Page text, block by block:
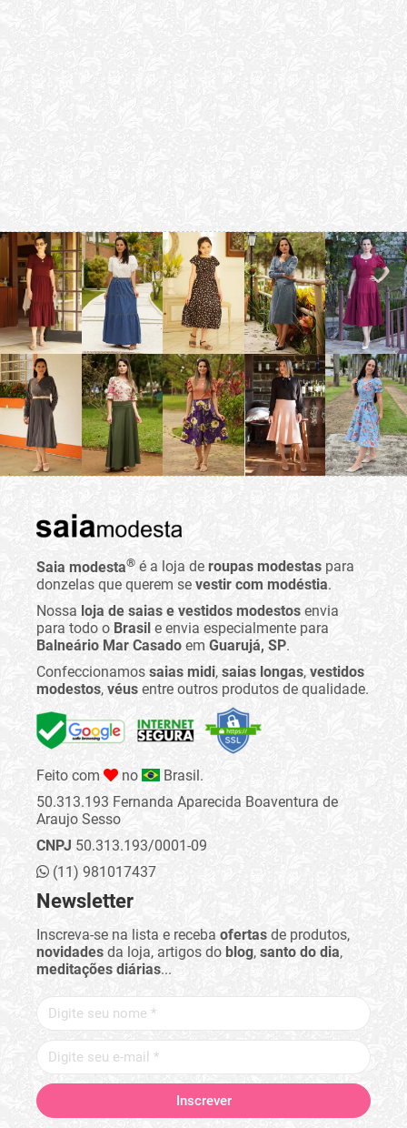
Saia modesta® é a loja de roupas modestas para
donzelas que querem se vestir com modéstia.
Nossa loja de saias e vestidos modestos envia
para todo o Brasil e envia especialmente para
Balneário Mar Casado em Guarujá, SP.
Confeccionamos saias midi, saias longas, vestidos
modestos, véus entre outros produtos de qualidade.
Feito com no
Brasil.
50.313.193 Fernanda Aparecida Boaventura de
Araujo Sesso
CNPJ 50.313.193/0001-09
(11) 981017437
Newsletter
Inscreva-se na lista e receba ofertas de produtos,
novidades da loja, artigos do blog, santo do dia,
meditações diárias...